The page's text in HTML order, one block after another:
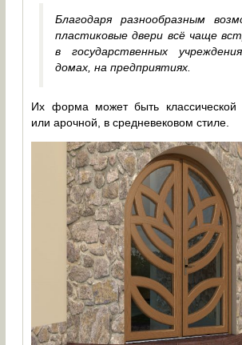
Благодаря разнообразным
пластиковые двери всё чаще
в государственных
домах, на предприятиях.
Их форма может быть классической
или арочной, в средневековом стиле.